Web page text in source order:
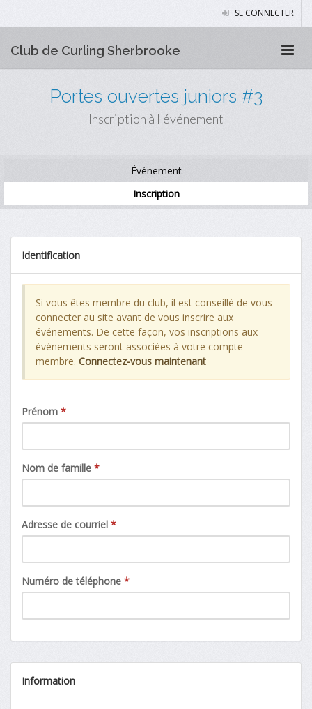
SE CONNECTER
Club de Curling Sherbrooke
Portes ouvertes juniors #3
Inscription à l'événement
Événement
Inscription
Identification
Si vous êtes membre du club, il est conseillé de vous
connecter au site avant de vous inscrire aux
événements. De cette façon, vos inscriptions aux
événements seront associées à votre compte
membre. Connectez-vous maintenant
Prénom *
Nom de famille *
Adresse de courriel *
Numéro de téléphone *
Information